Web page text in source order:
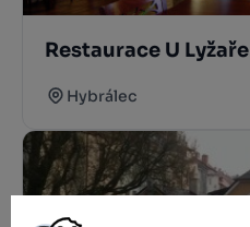
Restaurace U Lyžaře
Hybrálec